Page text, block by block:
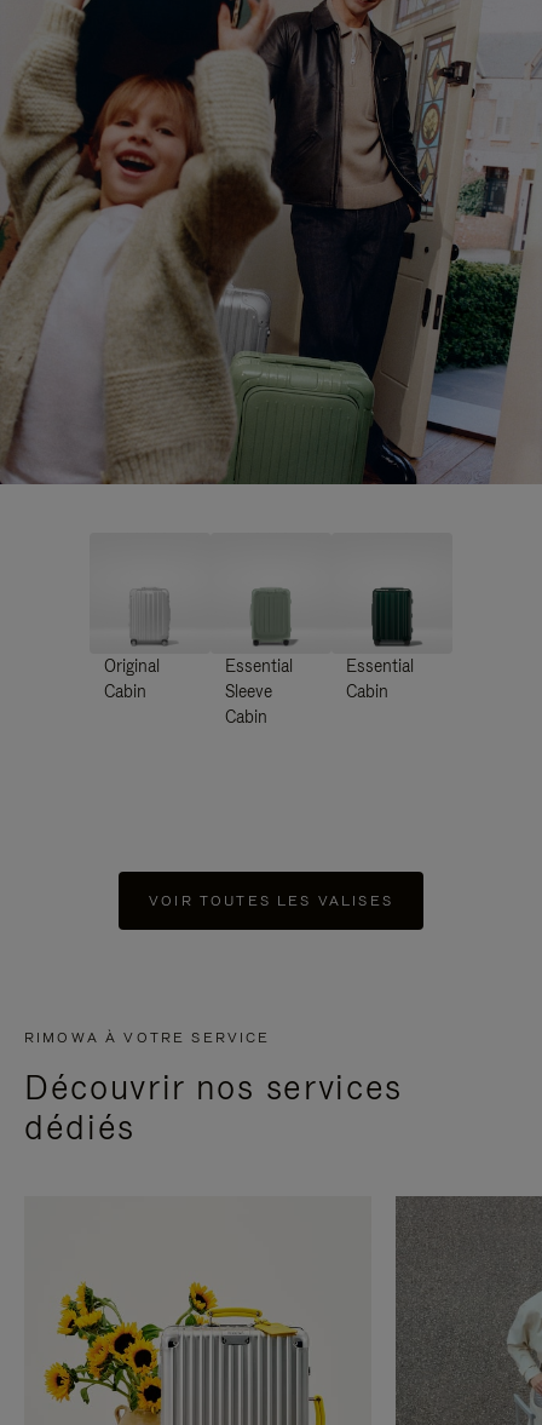
Original
Cabin
Essential
Sleeve
Cabin
Essential
Cabin
VOIR TOUTES LES VALISES
RIMOWA À VOTRE SERVICE
Découvrir nos services
dédiés